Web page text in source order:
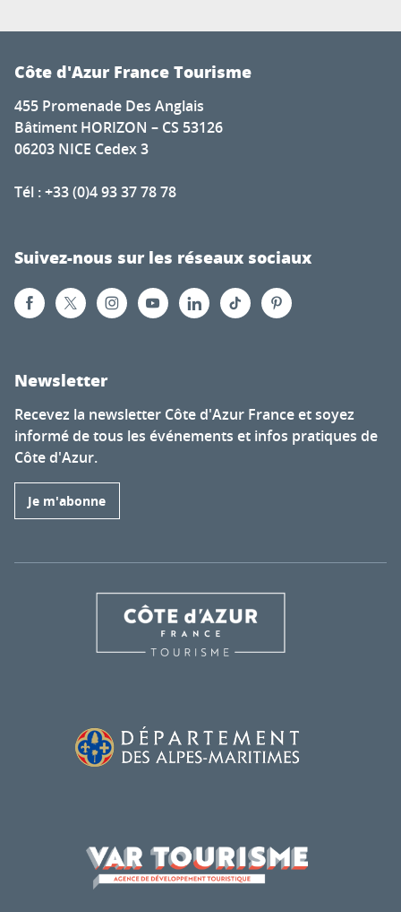
Côte d'Azur France Tourisme
455 Promenade Des Anglais
Bâtiment HORIZON – CS 53126
06203 NICE Cedex 3
Tél : +33 (0)4 93 37 78 78
Suivez-nous sur les réseaux sociaux
Newsletter
Recevez la newsletter Côte d'Azur France et soyez
informé de tous les événements et infos pratiques de
Côte d'Azur.
Je m'abonne